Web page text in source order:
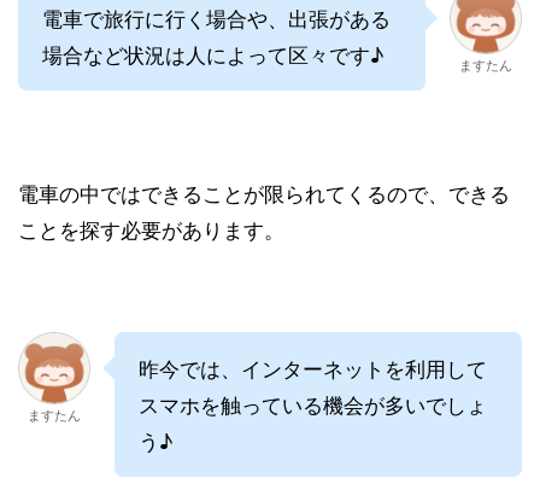
電車で旅行に行く場合や、出張がある
場合など状況は人によって区々です♪
ますたん
電車の中ではできることが限られてくるので、できる
ことを探す必要があります。
ますたん
昨今では、インターネットを利用して
スマホを触っている機会が多いでしょ
う♪